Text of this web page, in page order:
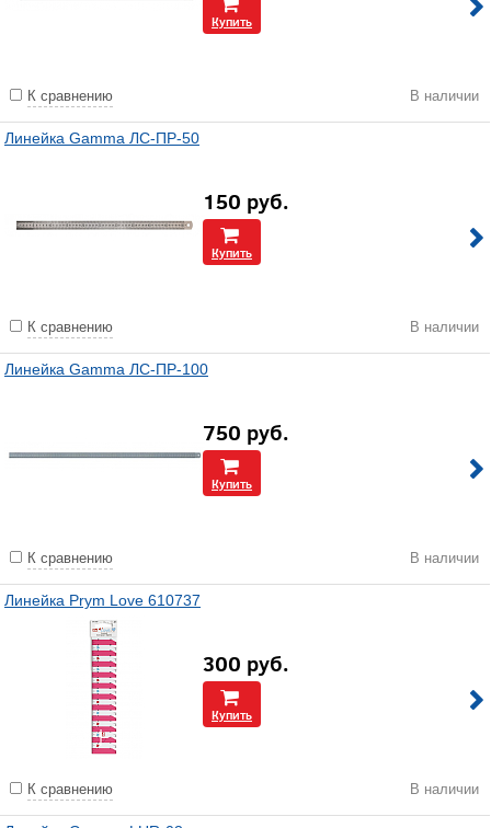
Купить
К сравнению В наличии
Линейка Gamma ЛС-ПР-50
150 руб.
Купить
К сравнению В наличии
Линейка Gamma ЛС-ПР-100
750 руб.
Купить
К сравнению В наличии
Линейка Prym Love 610737
300 руб.
Купить
К сравнению В наличии